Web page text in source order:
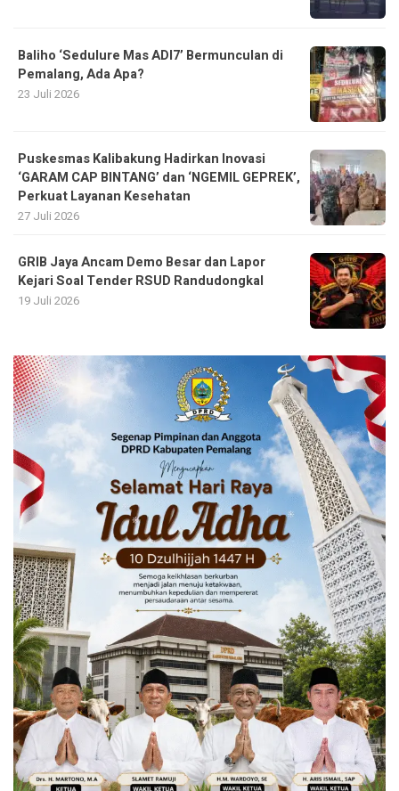
Baliho ‘Sedulure Mas ADI7’ Bermunculan di
Pemalang, Ada Apa?
23 Juli 2026
Puskesmas Kalibakung Hadirkan Inovasi
‘GARAM CAP BINTANG’ dan ‘NGEMIL GEPREK’,
Perkuat Layanan Kesehatan
27 Juli 2026
GRIB Jaya Ancam Demo Besar dan Lapor
Kejari Soal Tender RSUD Randudongkal
19 Juli 2026